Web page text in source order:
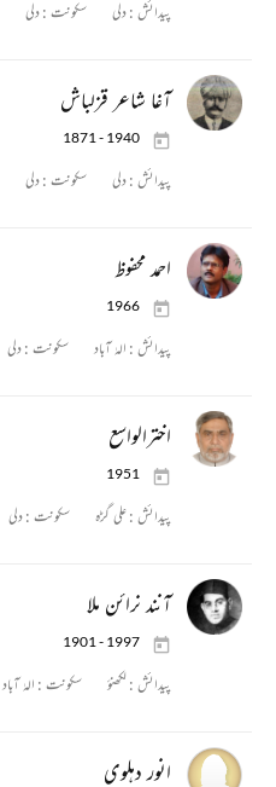
پیدائش :دلی سکونت :دلی
آغا شاعر قزلباش
1871 - 1940
پیدائش :دلی سکونت :دلی
احمد محفوظ
1966
پیدائش : الہٰ آباد سکونت :دلی
اخترالواسع
1951
پیدائش : علی گڑہ سکونت :دلی
آنند نرائن ملا
1901 - 1997
پیدائش : لکھنؤ سکونت : الہٰ آباد
انور دہلوی